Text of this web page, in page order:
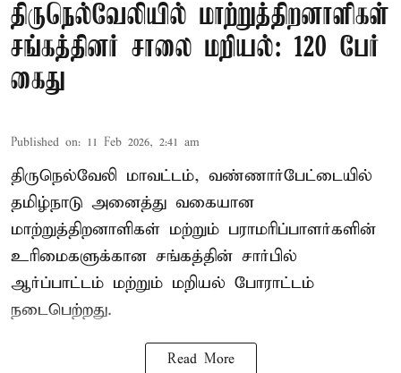
திருநெல்வேலியில் மாற்றுத்திறனாளிகள்
சங்கத்தினர் சாலை மறியல்: 120 பேர்
கைது
Published on: 11 Feb 2026, 2:41 am
திருநெல்வேலி மாவட்டம், வண்ணார்பேட்டையில்
தமிழ்நாடு அனைத்து வகையான
மாற்றுத்திறனாளிகள் மற்றும் பராமரிப்பாளர்களின்
உரிமைகளுக்கான சங்கத்தின் சார்பில்
ஆர்ப்பாட்டம் மற்றும் மறியல் போராட்டம்
நடைபெற்றது.
Read More